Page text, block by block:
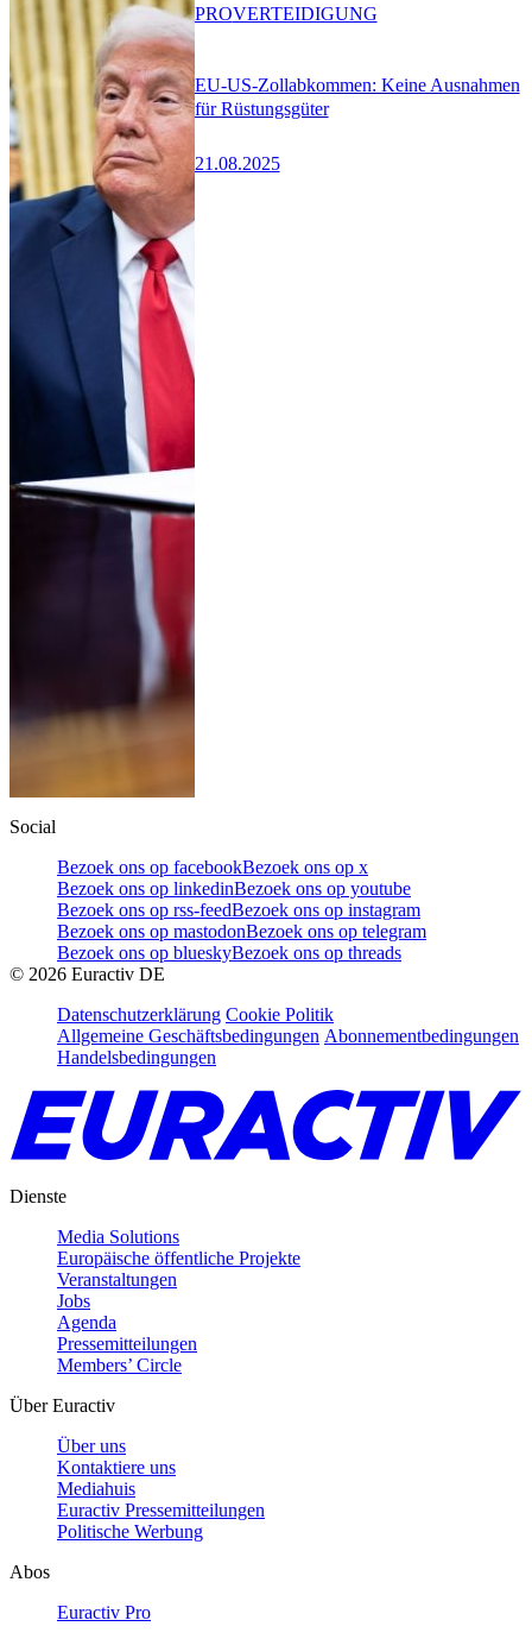
EU-US-Zollabkommen: Keine Ausnahmen
für Rüstungsgüter
21.08.2025
PROVERTEIDIGUNG
Social
Bezoek ons op facebookBezoek ons op x
Bezoek ons op linkedinBezoek ons op youtube
Bezoek ons op rss-feedBezoek ons op instagram
Bezoek ons op mastodonBezoek ons op telegram
Bezoek ons op blueskyBezoek ons op threads
© 2026 Euractiv DE
Datenschutzerklärung Cookie Politik
Allgemeine Geschäftsbedingungen Abonnementbedingungen
Handelsbedingungen
Dienste
Media Solutions
Europäische öffentliche Projekte
Veranstaltungen
Jobs
Agenda
Pressemitteilungen
Members’ Circle
Über Euractiv
Über uns
Kontaktiere uns
Mediahuis
Euractiv Pressemitteilungen
Politische Werbung
Abos
Euractiv Pro